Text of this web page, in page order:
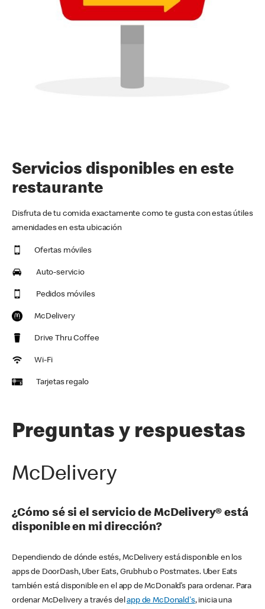
Servicios disponibles en este
restaurante
Disfruta de tu comida exactamente como te gusta con estas útiles
amenidades en esta ubicación
Ofertas móviles
Auto-servicio
Pedidos móviles
McDelivery
Drive Thru Coffee
Wi-Fi
Tarjetas regalo
Preguntas y respuestas
McDelivery
¿Cómo sé si el servicio de McDelivery® está
disponible en mi dirección?
Dependiendo de dónde estés, McDelivery está disponible en los
apps de DoorDash, Uber Eats, Grubhub o Postmates. Uber Eats
también está disponible en el app de McDonald’s para ordenar. Para
ordenar McDelivery a través delapp de McDonald's, inicia una